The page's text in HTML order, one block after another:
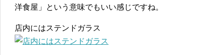
洋食屋」という意味でもいい感じですね。
店内にはステンドガラス